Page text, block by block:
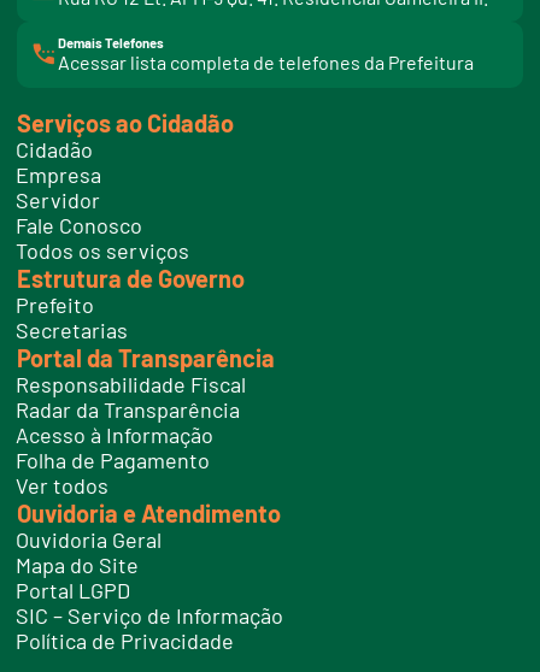
Demais Telefones
Acessar lista completa de telefones da Prefeitura
i
t
e
l
f
o
e
s
Serviços ao Cidadão
Cidadão
Empresa
Servidor
Fale Conosco
Todos os serviços
Estrutura de Governo
Prefeito
Secretarias
Portal da Transparência
Responsabilidade Fiscal
Radar da Transparência
Acesso à Informação
Folha de Pagamento
Ver todos
Ouvidoria e Atendimento
Ouvidoria Geral
Mapa do Site
Portal LGPD
SIC – Serviço de Informação
Política de Privacidade